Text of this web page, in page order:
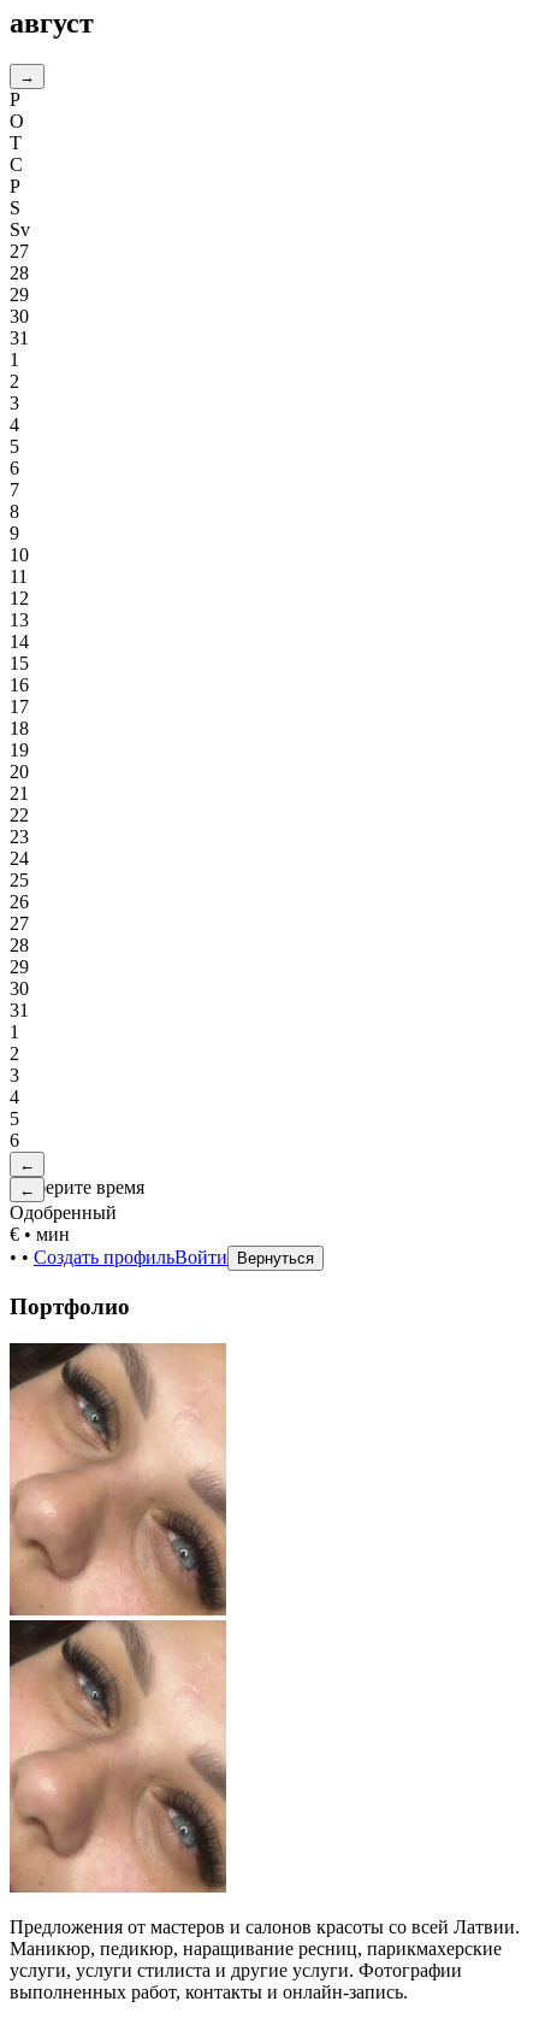
август
→
P
O
T
C
P
S
Sv
27
28
29
30
31
1
2
3
4
5
6
7
8
9
10
11
12
13
14
15
16
17
18
19
20
21
22
23
24
25
26
27
28
29
30
31
1
2
3
4
5
6
←
Выберите время
←
Одобренный
€ • мин
• • Создать профильВойти Вернуться
Портфолио
Предложения от мастеров и салонов красоты со всей Латвии.
Маникюр, педикюр, наращивание ресниц, парикмахерские
услуги, услуги стилиста и другие услуги. Фотографии
выполненных работ, контакты и онлайн-запись.